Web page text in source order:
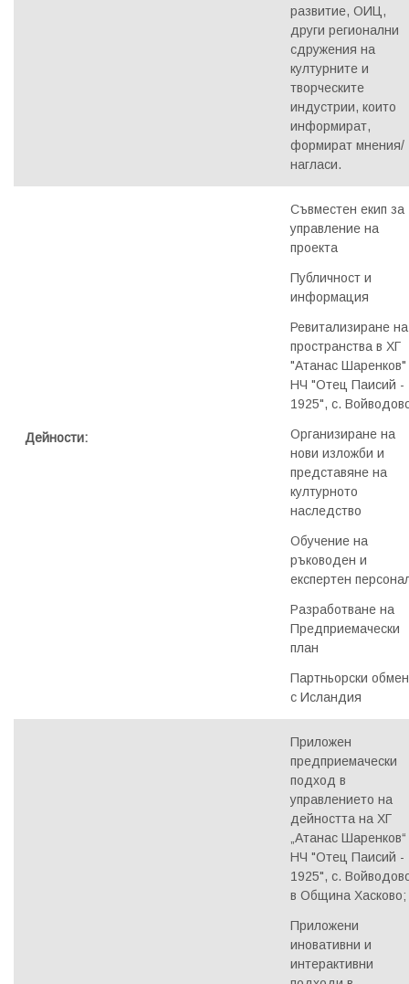
развитие, ОИЦ,
други регионални
сдружения на
културните и
творческите
индустрии, които
информират,
формират мнения/
нагласи.
Дейности:
Съвместен екип за
управление на
проекта
Публичност и
информация
Ревитализиране на
пространства в ХГ
"Атанас Шаренков"
НЧ "Отец Паисий -
1925", с.
Организиране на
нови изложби и
представяне на
културното
наследство
Обучение на
ръководен и
експертен
Разработване на
Предприемачески
план
Партньорски обмен
с Исландия
Приложен
предприемачески
подход в
управлението на
дейността на ХГ
„Атанас
НЧ "Отец Паисий -
1925", с.
в Община Хасково;
Приложени
иновативни и
интерактивни